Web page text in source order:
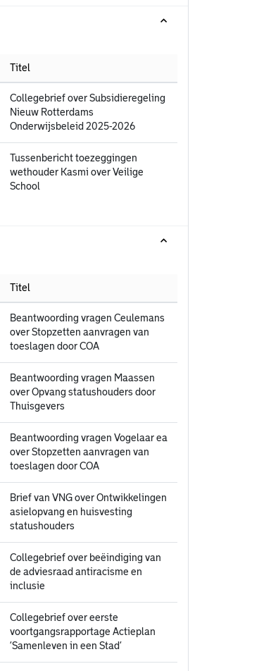
Titel
Collegebrief over Subsidieregeling
Nieuw Rotterdams
Onderwijsbeleid 2025-2026
Tussenbericht toezeggingen
wethouder Kasmi over Veilige
School
Titel
Beantwoording vragen Ceulemans
over Stopzetten aanvragen van
toeslagen door COA
Beantwoording vragen Maassen
over Opvang statushouders door
Thuisgevers
Beantwoording vragen Vogelaar ea
over Stopzetten aanvragen van
toeslagen door COA
Brief van VNG over Ontwikkelingen
asielopvang en huisvesting
statushouders
Collegebrief over beëindiging van
de adviesraad antiracisme en
inclusie
Collegebrief over eerste
voortgangsrapportage Actieplan
‘Samenleven in een Stad’